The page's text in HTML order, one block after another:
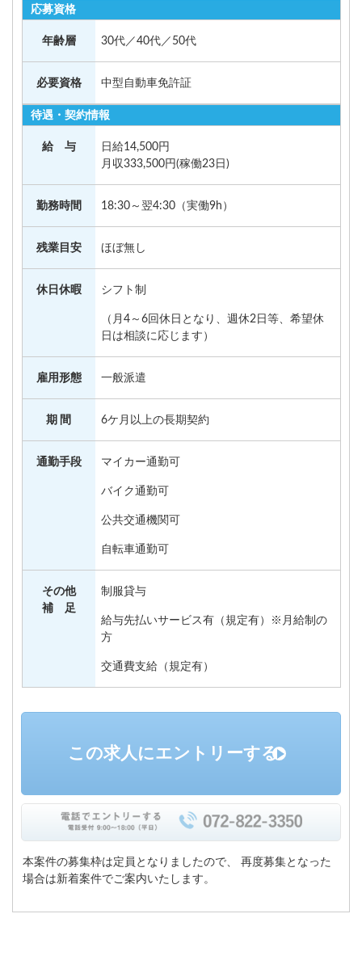
応募資格
年齢層 30代／40代／50代
必要資格 中型自動車免許証
待遇・契約情報
給 与
日給14,500円
月収333,500円(稼働23日)
勤務時間 18:30～翌4:30（実働9h）
残業目安 ほぼ無し
休日休暇 シフト制
（月4～6回休日となり、週休2日等、希望休
日は相談に応じます）
雇用形態 一般派遣
期 間 6ケ月以上の長期契約
通勤手段 マイカー通勤可
バイク通勤可
公共交通機関可
自転車通勤可
その他
補 足
制服貸与
給与先払いサービス有（規定有）※月給制の
方
交通費支給（規定有）
この求人にエントリーする
本案件の募集枠は定員となりましたので、
再度募集となった
場合は新着案件でご案内いたします。